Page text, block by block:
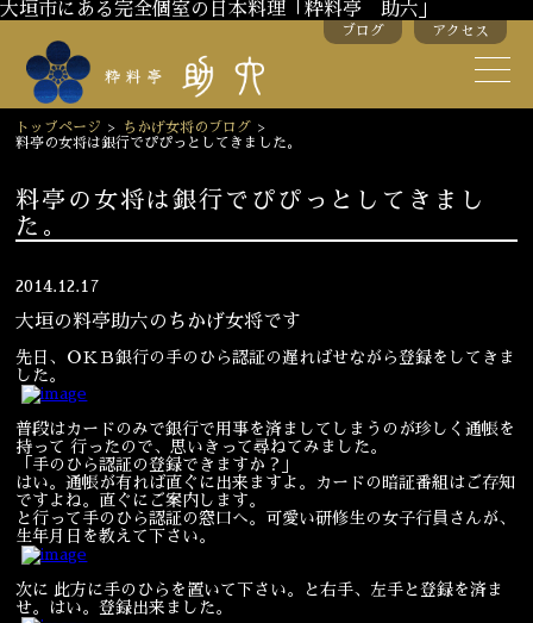
大垣市にある完全個室の日本料理「粋料亭 助六」
ブログ アクセス
トップページ > ちかげ女将のブログ >
料亭の女将は銀行でぴぴっとしてきました。
料亭の女将は銀行でぴぴっとしてきまし
た。
2014.12.17
大垣の料亭助六のちかげ女将です
先日、ＯＫＢ銀行の手のひら認証の遅ればせながら登録をしてきま
した。
普段はカードのみで銀行で用事を済ましてしまうのが珍しく通帳を
持って 行ったので、思いきって尋ねてみました。
「手のひら認証の登録できますか？」
はい。通帳が有れば直ぐに出来ますよ。カードの暗証番組はご存知
ですよね。直ぐにご案内します。
と行って手のひら認証の窓口へ。可愛い研修生の女子行員さんが、
生年月日を教えて下さい。
次に 此方に手のひらを置いて下さい。と右手、左手と登録を済ま
せ。はい。登録出来ました。
スタッフ紹介
季節のお料理 お弁当
お飲み物
お部屋のご紹介 会議・舞台のご利用
結婚式・披露宴
ご接待 法要
慶事